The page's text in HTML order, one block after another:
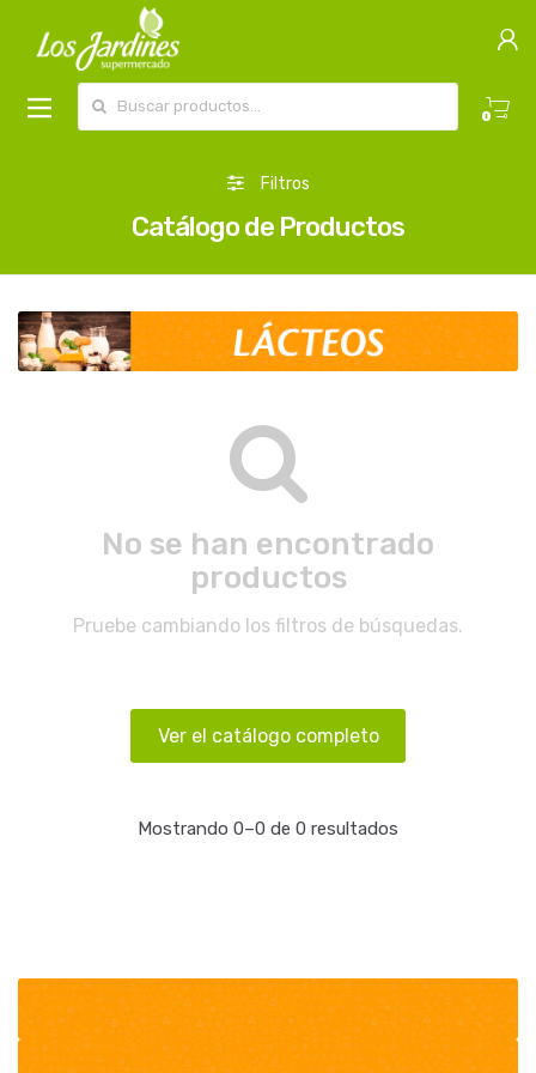
0
Filtros
Catálogo de Productos
No se han encontrado
productos
Pruebe cambiando los filtros de búsquedas.
Ver el catálogo completo
Mostrando 0–0 de 0 resultados